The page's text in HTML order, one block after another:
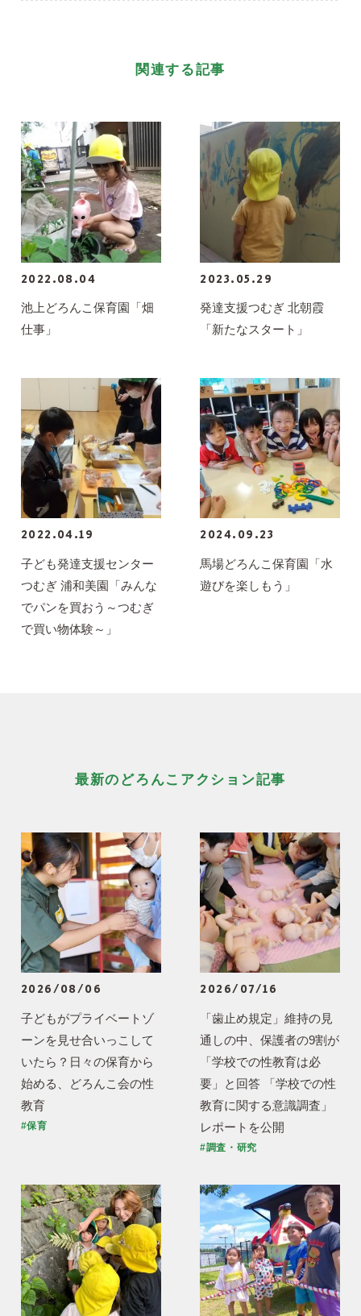
関連する記事
2022.08.04
池上どろんこ保育園「畑
仕事」
2023.05.29
発達支援つむぎ 北朝霞
「新たなスタート」
2022.04.19
子ども発達支援センター
つむぎ 浦和美園「みんな
でパンを買おう～つむぎ
で買い物体験～」
2024.09.23
馬場どろんこ保育園「水
遊びを楽しもう」
最新のどろんこアクション記事
2026/08/06
子どもがプライベートゾ
ーンを見せ合いっこして
いたら？日々の保育から
始める、どろんこ会の性
教育
#保育
2026/07/16
「歯止め規定」維持の見
通しの中、保護者の9割が
「学校での性教育は必
要」と回答 「学校での性
教育に関する意識調査」
レポートを公開
#調査・研究